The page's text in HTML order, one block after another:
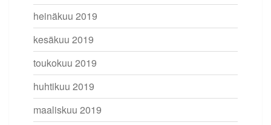
heinäkuu 2019
kesäkuu 2019
toukokuu 2019
huhtikuu 2019
maaliskuu 2019